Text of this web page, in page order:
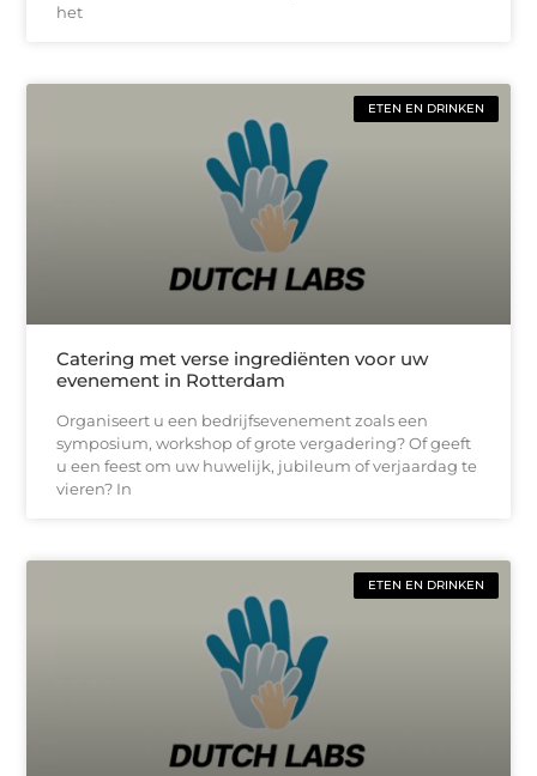
het
ETEN EN DRINKEN
Catering met verse ingrediënten voor uw
evenement in Rotterdam
Organiseert u een bedrijfsevenement zoals een
symposium, workshop of grote vergadering? Of geeft
u een feest om uw huwelijk, jubileum of verjaardag te
vieren? In
ETEN EN DRINKEN